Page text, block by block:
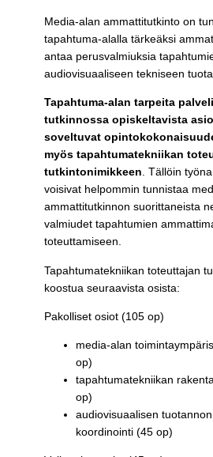
Media-alan ammattitutkinto on
tapahtuma-alalla tärkeäksi
antaa perusvalmiuksia
audiovisuaaliseen tekniseen
Tapahtuma-alan tarpeita
tutkinnossa opiskeltavista
soveltuvat
myös tapahtumatekniikan
tutkintonimikkeen. Tällöin
voisivat helpommin tunnistaa
ammattitutkinnon suorittaneista
valmiudet tapahtumien
toteuttamiseen.
Tapahtumatekniikan toteuttajan
koostua seuraavista osista:
Pakolliset osiot (105 op)
media-alan
op)
tapahtumatekniikan
op)
audiovisuaalisen
koordinointi (45 op)